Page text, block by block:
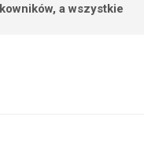
a wszystkie